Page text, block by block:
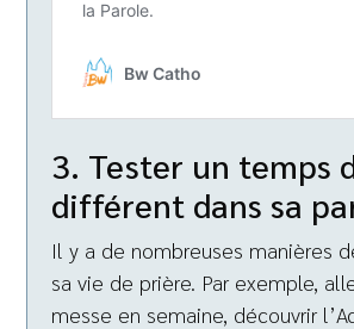
3. Tester un temps
différent dans sa
Il y a de nombreuses manières
sa vie de prière. Par exemple,
messe en semaine, découvrir